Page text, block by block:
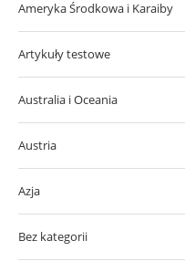
Ameryka Środkowa i Karaiby
Artykuły testowe
Australia i Oceania
Austria
Azja
Bez kategorii